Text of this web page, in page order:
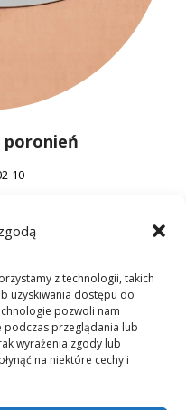
z technologii, takich
uzyskiwania dostępu do
pozwoli nam
podczas przeglądania lub
wyrażenia zgody lub
na niektóre cechy i
poronień
10
pozwala ustalić, czy
Sprawdź, kiedy warto
i co daje ich